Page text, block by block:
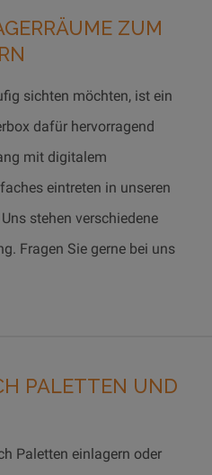
ZUM
sichten möchten, ist ein
dafür hervorragend
mit digitalem
eintreten in unseren
stehen verschiedene
Fragen Sie gerne bei uns
PALETTEN UND
Paletten einlagern oder